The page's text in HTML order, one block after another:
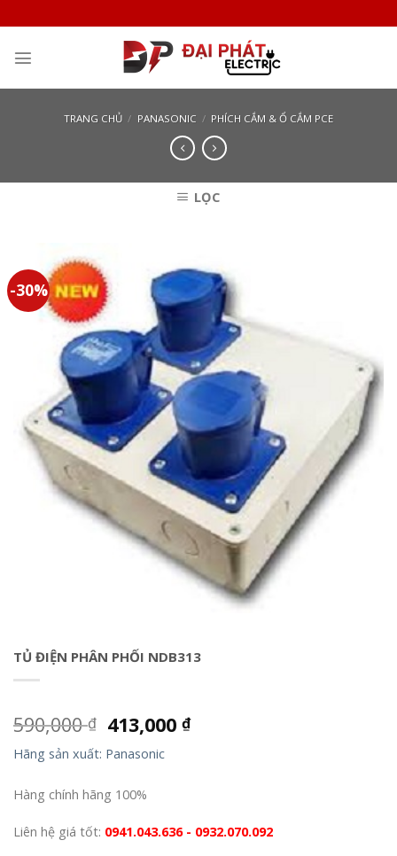
to
content
TRANG CHỦ / PANASONIC / PHÍCH CẮM & Ổ CẮM PCE
LỌC
-30%
TỦ ĐIỆN PHÂN PHỐI NDB313
590,000₫ 413,000₫
Hãng sản xuất: Panasonic
Hàng chính hãng 100%
Liên hệ giá tốt: 0941.043.636 - 0932.070.092